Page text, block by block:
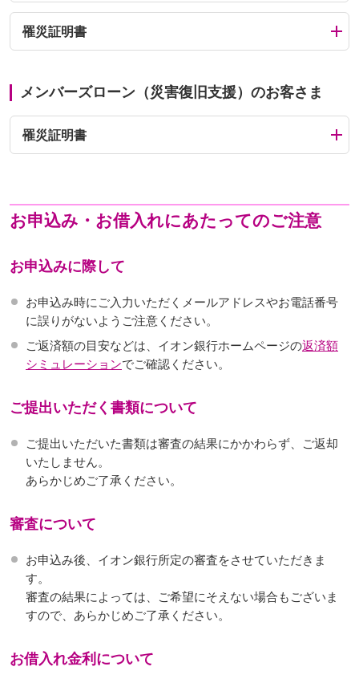
罹災証明書
メンバーズローン（災害復旧支援）のお客さま
罹災証明書
お申込み・お借入れにあたってのご注意
お申込みに際して
お申込み時にご入力いただくメールアドレスやお電話番号
に誤りがないようご注意ください。
ご返済額の目安などは、イオン銀行ホームページの返済額
シミュレーションでご確認ください。
ご提出いただく書類について
ご提出いただいた書類は審査の結果にかかわらず、ご返却
いたしません。
あらかじめご了承ください。
審査について
お申込み後、イオン銀行所定の審査をさせていただきま
す。
審査の結果によっては、ご希望にそえない場合もございま
すので、あらかじめご了承ください。
お借入れ金利について